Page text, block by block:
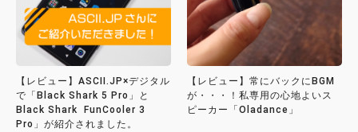
【レビュー】ASCII.JP×デジタル
で「Black Shark 5 Pro」と
Black Shark FunCooler 3
Pro」が紹介されました。
【レビュー】常にバックにBGM
が・・・！私専用の心地よいス
ピーカー「Oladance」